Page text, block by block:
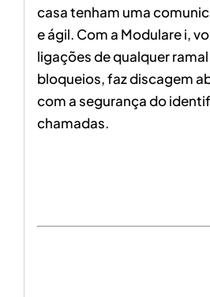
casa tenham uma
e ágil. Com a Modulare i,
ligações de qualquer
bloqueios, faz discagem
com a segurança do
chamadas.